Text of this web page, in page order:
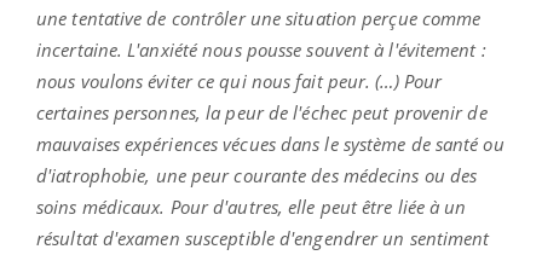
une tentative de contrôler une situation perçue comme
incertaine. L'anxiété nous pousse souvent à l'évitement :
nous voulons éviter ce qui nous fait peur. (…) Pour
certaines personnes, la peur de l'échec peut provenir de
mauvaises expériences vécues dans le système de santé ou
d'iatrophobie, une peur courante des médecins ou des
soins médicaux. Pour d'autres, elle peut être liée à un
résultat d'examen susceptible d'engendrer un sentiment